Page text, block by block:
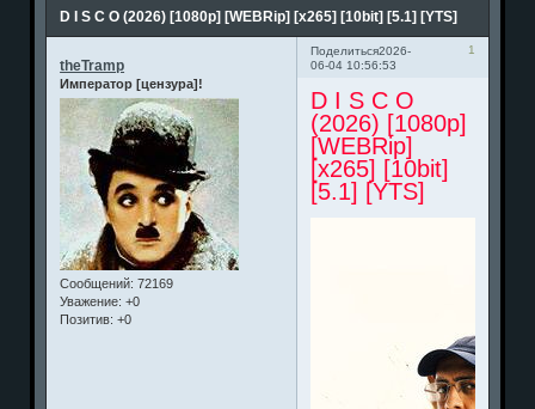
D I S C O (2026) [1080p] [WEBRip] [x265] [10bit] [5.1] [YTS]
Поделиться 1
2026-
06-04 10:56:53
theTramp
Император [цензура]!
Сообщений: 72169
Уважение: +0
Позитив: +0
D I S C O
(2026) [1080p]
[WEBRip]
[x265] [10bit]
[5.1] [YTS]